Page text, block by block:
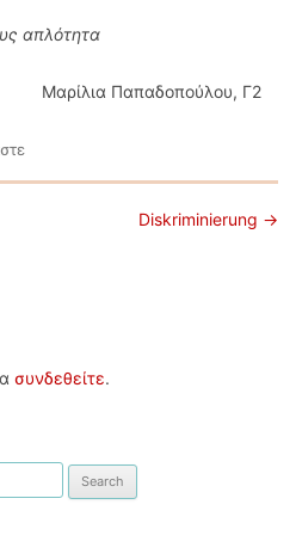
απλότητα
Μαρίλια Παπαδοπούλου, Γ2
Diskriminierung →
συνδεθείτε.